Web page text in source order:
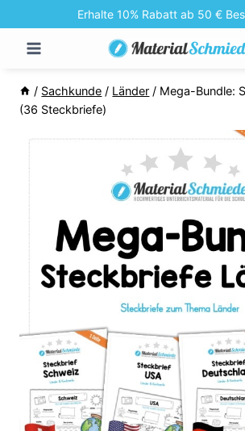
Inhalt
springen
Erhalte 10% Rabatt ab 50 €
/ Sachkunde / Länder / Mega-Bundle:
(36 Steckbriefe)